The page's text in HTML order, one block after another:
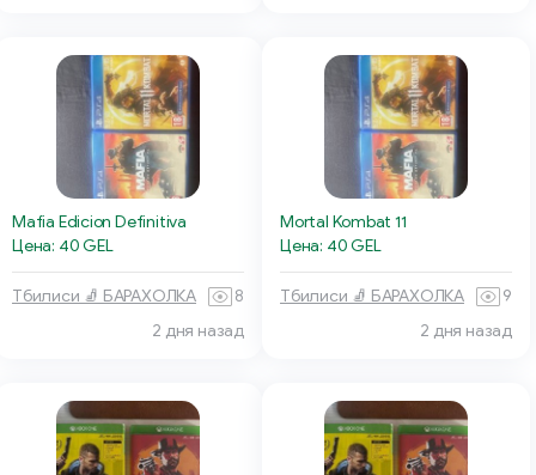
Mafia Edicion Definitiva
Цена: 40 GEL
Тбилиси 🧦 БАРАХОЛКА
8
2 дня назад
Mortal Kombat 11
Цена: 40 GEL
Тбилиси 🧦 БАРАХОЛКА
9
2 дня назад